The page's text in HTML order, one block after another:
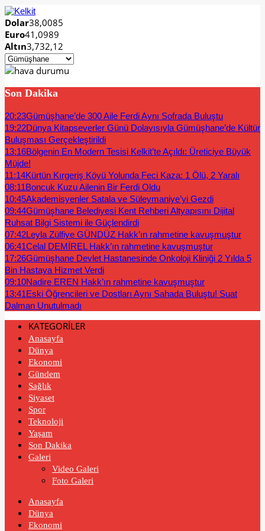
Dolar38,0085
Euro41,0989
Altın3,732,12
Son Dakika
20:23Gümüşhane’de 300 Aile Ferdi Aynı Sofrada Buluştu
19:22Dünya Kitapseverler Günü Dolayısıyla Gümüşhane’de Kültür
Buluşması Gerçekleştirildi
13:16Bölgenin En Modern Tesisi Kelkit’te Açıldı: Üreticiye Büyük
Müjde!
11:14Kürtün Kırgeriş Köyü Yolunda Feci Kaza: 1 Ölü, 2 Yaralı
08:11Boncuk Kuzu Ailenin Bir Ferdi Oldu
10:45Akademisyenler Satala ve Süleymaniye’yi Gezdi
09:44Gümüşhane Belediyesi Kent Rehberi Altyapısını Dijital
Ruhsat Bilgi Sistemi ile Güçlendirdi
07:42Leyla Zülfiye GÜNDÜZ Hakk’ın rahmetine kavuşmuştur
06:41Celal DEMİREL Hakk’ın rahmetine kavuşmuştur
17:26Gümüşhane Devlet Hastanesinde Onkoloji Kliniği 2 Yılda 5
Bin Hastaya Hizmet Verdi
09:10Nadire EREN Hakk’ın rahmetine kavuşmuştur
13:41Eski Öğrencileri ve Dostları Aynı Sahada Buluştu! Suat
Dalman Unutulmadı
KATEGORİLER
Anasayfa
Dünya
Ekonomi
Gündem
Sağlık
Siyaset
Spor
Teknoloji
Yaşam
Son Dakika
Galeri
Video Galeri
Foto Galeri
Anasayfa
Dünya
Ekonomi